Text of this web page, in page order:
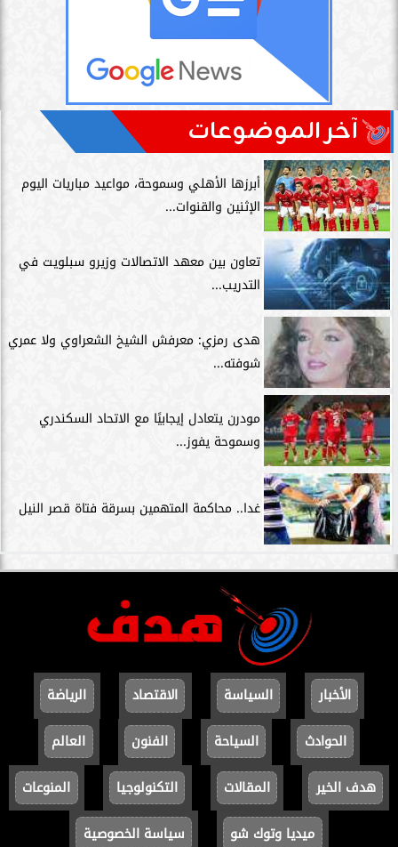
آخر الموضوعات
أبرزها الأهلي وسموحة، مواعيد مباريات اليوم
الإثنين والقنوات...
تعاون بين معهد الاتصالات وزيرو سبلويت في
التدريب...
هدى رمزي: معرفش الشيخ الشعراوي ولا عمري
شوفته...
مودرن يتعادل إيجابيًا مع الاتحاد السكندري
وسموحة يفوز...
غدا.. محاكمة المتهمين بسرقة فتاة قصر النيل
الأخبار السياسة الاقتصاد
الرياضة
الحوادث
السياحة الفنون
العالم
هدف الخير
المقالات التكنولوجيا
المنوعات
ميديا وتوك شو
سياسة الخصوصية